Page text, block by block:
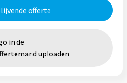
offerte
in de
uploaden